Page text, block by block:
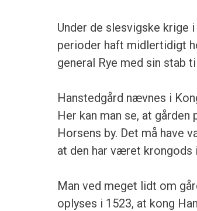
Under de slesvigske krige
perioder haft midlertidigt
general Rye med sin stab
Hanstedgård nævnes i
Her kan man se, at
Horsens by. Det må have
at den har været krongods
Man ved meget lidt om
oplyses i 1523, at kong